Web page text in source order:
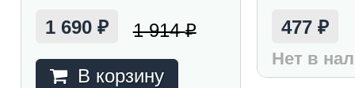
1 690 ₽ 1 914₽
В корзину
477₽
Нет в